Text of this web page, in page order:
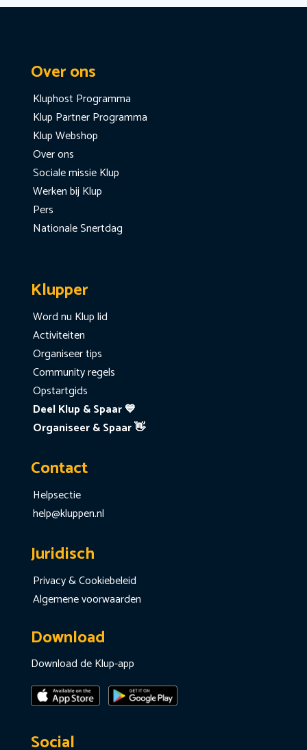
Over ons
Kluphost Programma
Klup Partner Programma
Klup Webshop
Over ons
Sociale missie Klup
Werken bij Klup
Pers
Nationale Snertdag
Klupper
Word nu Klup lid
Activiteiten
Organiseer tips
Community regels
Opstartgids
Deel Klup & Spaar 💙
Organiseer & Spaar 👋
Contact
Helpsectie
help@kluppen.nl
Juridisch
Privacy & Cookiebeleid
Algemene voorwaarden
Download
Download de Klup-app
Social